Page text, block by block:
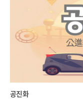
공진화